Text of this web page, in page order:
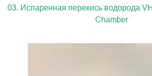
03. Испаренная перекись водорода
Chamber